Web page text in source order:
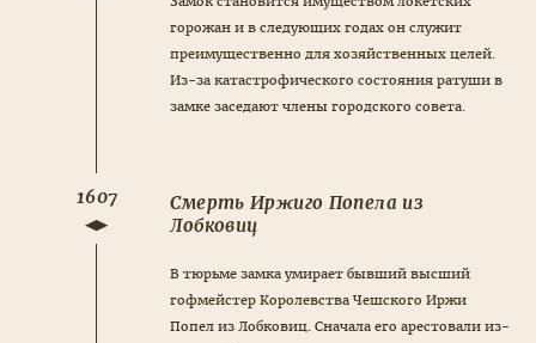
горожан и в следующих годах он служит
преимущественно для хозяйственных целей.
Из-за катастрофического состояния ратуши в
замке заседают члены городского совета.
1607
Смерть Иржиго Попела из
Лобковиц
В тюрьме замка умирает бывший высший
гофмейстер Королевства Чешского Иржи
Попел из Лобковиц. Сначала его арестовали из-